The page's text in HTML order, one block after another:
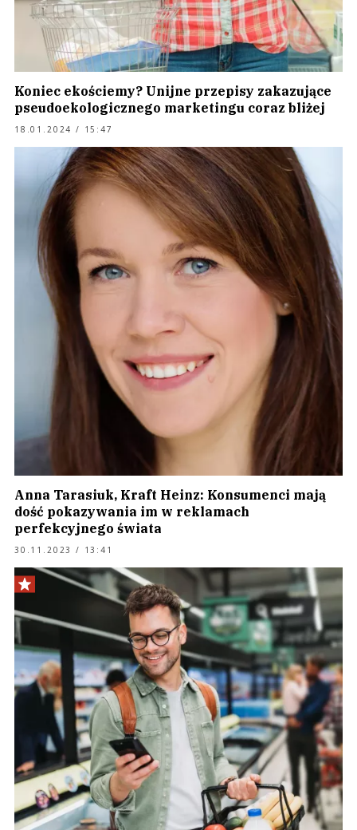
Koniec ekościemy? Unijne przepisy zakazujące
pseudoekologicznego marketingu coraz bliżej
18.01.2024 / 15:47
Anna Tarasiuk, Kraft Heinz: Konsumenci mają
dość pokazywania im w reklamach
perfekcyjnego świata
30.11.2023 / 13:41